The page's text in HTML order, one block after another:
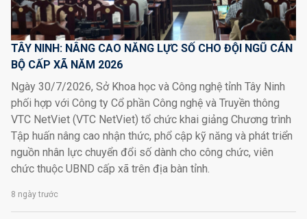
TÂY NINH: NÂNG CAO NĂNG LỰC SỐ CHO ĐỘI NGŨ CÁN
BỘ CẤP XÃ NĂM 2026
Ngày 30/7/2026, Sở Khoa học và Công nghệ tỉnh Tây Ninh
phối hợp với Công ty Cổ phần Công nghệ và Truyền thông
VTC NetViet (VTC NetViet) tổ chức khai giảng Chương trình
Tập huấn nâng cao nhận thức, phổ cập kỹ năng và phát triển
nguồn nhân lực chuyển đổi số dành cho công chức, viên
chức thuộc UBND cấp xã trên địa bàn tỉnh.
8 ngày trước